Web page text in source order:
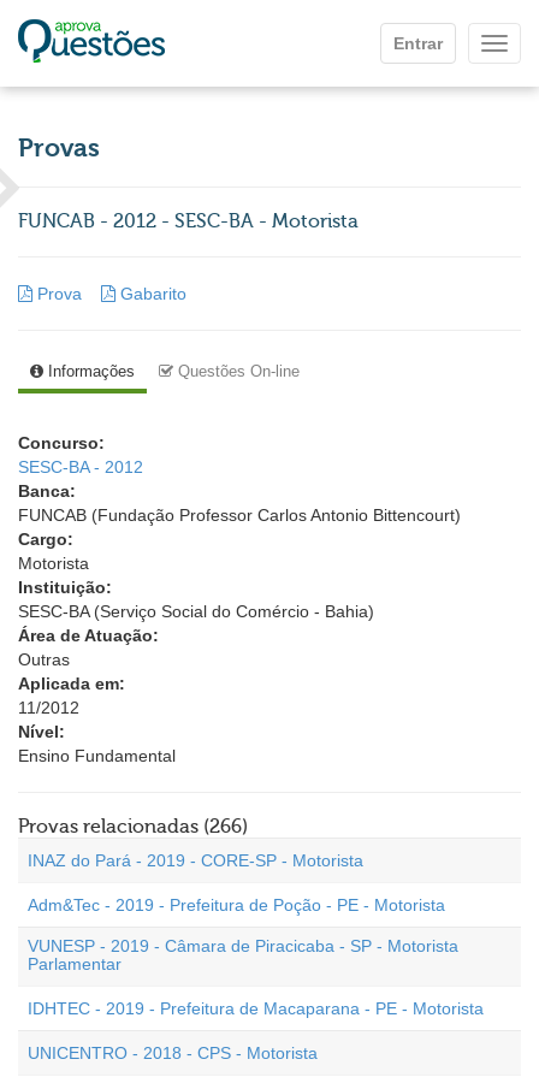
Entrar
Provas
FUNCAB - 2012 - SESC-BA - Motorista
Prova Gabarito
Informações Questões On-line
Concurso:
SESC-BA - 2012
Banca:
FUNCAB (Fundação Professor Carlos Antonio Bittencourt)
Cargo:
Motorista
Instituição:
SESC-BA (Serviço Social do Comércio - Bahia)
Área de Atuação:
Outras
Aplicada em:
11/2012
Nível:
Ensino Fundamental
Provas relacionadas (266)
INAZ do Pará - 2019 - CORE-SP - Motorista
Adm&Tec - 2019 - Prefeitura de Poção - PE - Motorista
VUNESP - 2019 - Câmara de Piracicaba - SP - Motorista
Parlamentar
IDHTEC - 2019 - Prefeitura de Macaparana - PE - Motorista
UNICENTRO - 2018 - CPS - Motorista